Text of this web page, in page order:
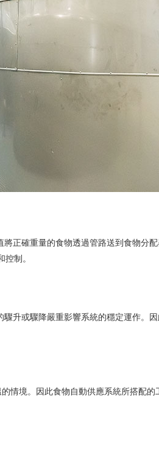
正確重量的食物透過管路送到食物分
制。
升或驟降嚴重影響系統的穩定運作。
情境。因此食物自動供應系統所搭配的